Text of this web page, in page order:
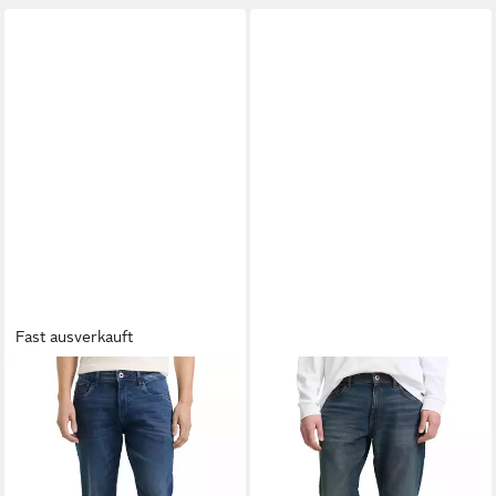
Fast ausverkauft
TOM TAILORStraight-Jeans
im Five-Pocket Style
ab 40,99 €
UVP 69,99 €
TOM TAILORStraight-Jeans
MARVIN im Five-Pocket Style
ab 37,99 €
UVP 59,99 €